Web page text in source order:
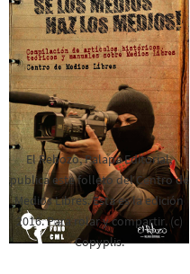
El Rebozo, Palapa Editorial,
publica este folleto del Centro de
Medios Libres. Esta es la edición
2016. Para rolar y compartir. (c)
Copyplis.